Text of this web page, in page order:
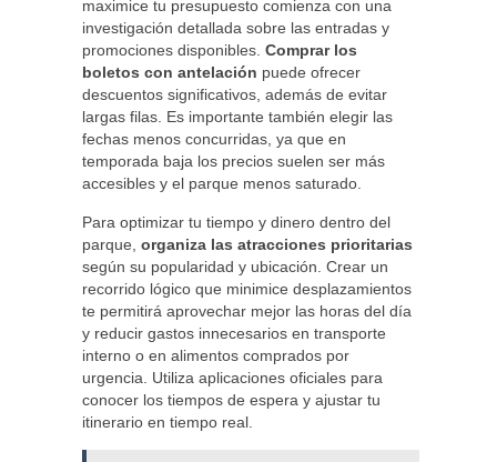
maximice tu presupuesto comienza con una
investigación detallada sobre las entradas y
promociones disponibles. Comprar los
boletos con antelación puede ofrecer
descuentos significativos, además de evitar
largas filas. Es importante también elegir las
fechas menos concurridas, ya que en
temporada baja los precios suelen ser más
accesibles y el parque menos saturado.
Para optimizar tu tiempo y dinero dentro del
parque, organiza las atracciones prioritarias
según su popularidad y ubicación. Crear un
recorrido lógico que minimice desplazamientos
te permitirá aprovechar mejor las horas del día
y reducir gastos innecesarios en transporte
interno o en alimentos comprados por
urgencia. Utiliza aplicaciones oficiales para
conocer los tiempos de espera y ajustar tu
itinerario en tiempo real.